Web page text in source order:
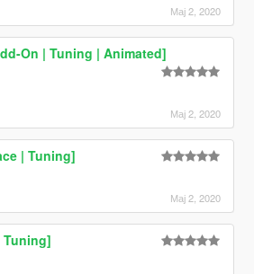
Мај 2, 2020
On | Tuning | Animated]
Мај 2, 2020
| Tuning]
Мај 2, 2020
Tuning]